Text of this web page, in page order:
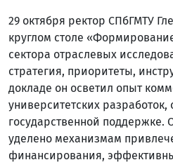
29 октября ректор СПбГМТУ
круглом столе
сектора отраслевых
стратегия, приоритеты,
докладе он осветил опыт
университетских разработок,
государственной
уделено механизмам
финансирования,